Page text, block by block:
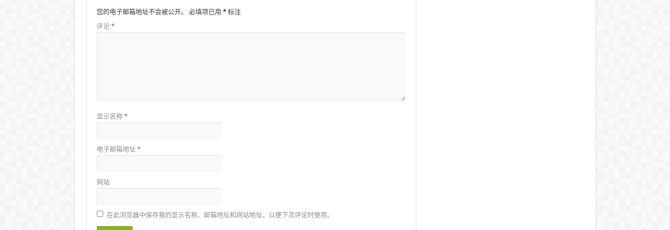
您的电子邮箱地址不会被公开。 必填项已用 *标注
评论 *
显示名称 *
电子邮箱地址 *
网站
在此浏览器中保存我的显示名称、邮箱地址和网站地址，以便下次评论时使用。